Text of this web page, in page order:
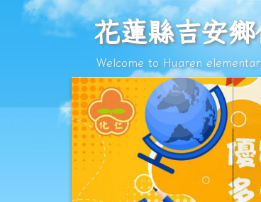
跳至主內容區
花蓮縣吉安鄉化仁國
花蓮縣吉安
Welcome to Huaren